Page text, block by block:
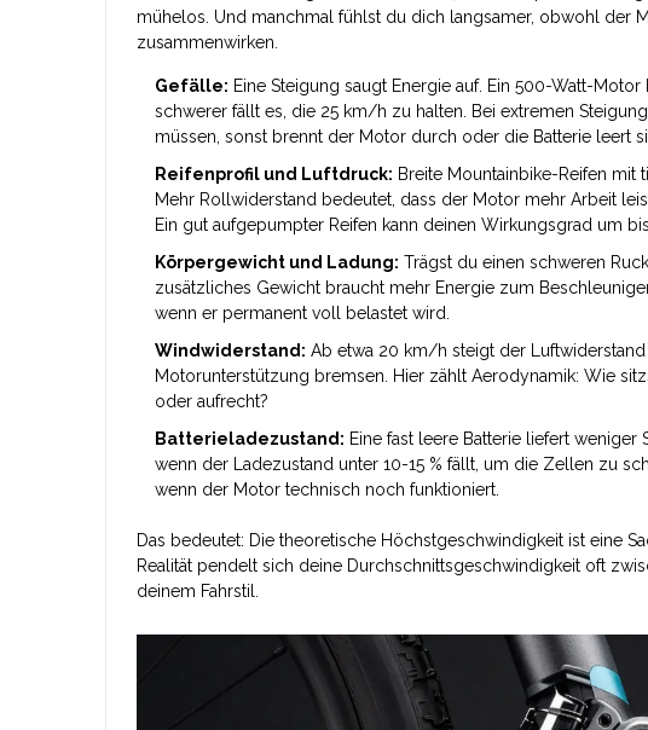
mühelos. Und manchmal fühlst du dich langsamer, obwohl der
zusammenwirken.
Gefälle: Eine Steigung saugt Energie auf. Ein 500-Watt-
schwerer fällt es, die 25 km/h zu halten. Bei extremen
müssen, sonst brennt der Motor durch oder die Batterie leert
Reifenprofil und Luftdruck: Breite Mountainbike-Reifen mit
Mehr Rollwiderstand bedeutet, dass der Motor mehr Arbeit
Ein gut aufgepumpter Reifen kann deinen Wirkungsgrad um
Körpergewicht und Ladung: Trägst du einen schweren
zusätzliches Gewicht braucht mehr Energie zum
wenn er permanent voll belastet wird.
Windwiderstand: Ab etwa 20 km/h steigt der
Motorunterstützung bremsen. Hier zählt Aerodynamik: Wie
oder aufrecht?
Batterieladezustand: Eine fast leere Batterie liefert
wenn der Ladezustand unter 10-15 % fällt, um die Zellen zu
wenn der Motor technisch noch funktioniert.
Das bedeutet: Die theoretische Höchstgeschwindigkeit ist eine
Realität pendelt sich deine Durchschnittsgeschwindigkeit oft
deinem Fahrstil.